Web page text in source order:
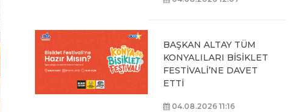
BAŞKAN ALTAY TÜM
KONYALILARI BİSİKLET
FESTİVALİ’NE DAVET
ETTİ
04.08.2026 11:16